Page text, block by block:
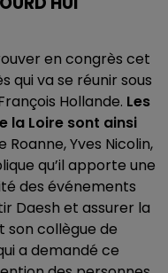
en congrès cet
qui va se réunir sous
Hollande. Les
la Loire sont ainsi
Yves Nicolin,
qu’il apporte une
des événements
Daesh et assurer la
son collègue de
a demandé ce